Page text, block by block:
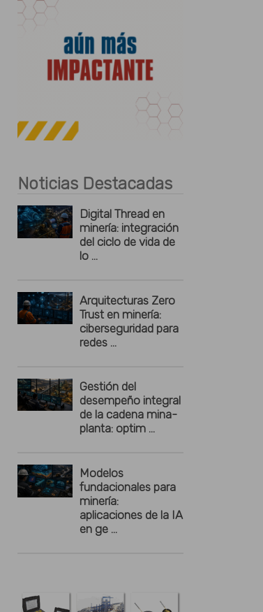
Noticias Destacadas
Digital Thread en
minería: integración
del ciclo de vida de
lo ...
Arquitecturas Zero
Trust en minería:
ciberseguridad para
redes ...
Gestión del
desempeño integral
de la cadena mina-
planta: optim ...
Modelos
fundacionales para
minería:
aplicaciones de la IA
en ge ...